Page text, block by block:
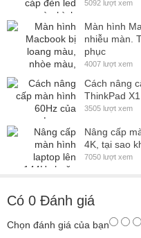
5092 lượt xem
Màn hình
nhiễu màn.
phục
4007 lượt xem
Cách nâng
ThinkPad
3505 lượt xem
Nâng cấp
4K, tại sao
7050 lượt xem
Có 0 Đánh giá
Chọn đánh giá của bạn